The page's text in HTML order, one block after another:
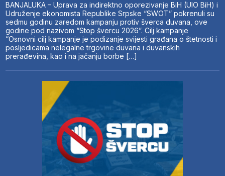
BANJALUKA – Uprava za indirektno oporezivanje BiH (UIO BiH) i
Udruženje ekonomista Republike Srpske “SWOT” pokrenuli su
sedmu godinu zaredom kampanju protiv šverca duvana, ove
godine pod nazivom “Stop švercu 2026”. Cilj kampanje
“Osnovni cilj kampanje je podizanje svijesti građana o štetnosti i
posljedicama nelegalne trgovine duvana i duvanskih
prerađevina, kao i na jačanju borbe […]